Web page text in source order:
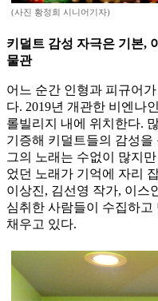
(사진 황정희 시니어기자)
키덜트 감성 자극은 기본,
물관
어느 순간 인형과 피규어
다. 2019년 개관한 비엔나
롤빌리지 내에 위치한다.
기증해 키덜트들의 감성
그의 노래는 수없이 많지
었던 노래가 기억에 자리
이상진, 김선영 작가, 이스
심취한 사람들이 수집하
채우고 있다.